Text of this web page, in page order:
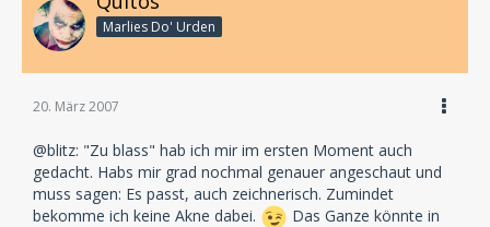
Marlies Do' Urden
20. März 2007
@blitz: "Zu blass" hab ich mir im ersten Moment auch
gedacht. Habs mir grad nochmal genauer angeschaut und
muss sagen: Es passt, auch zeichnerisch. Zumindet
bekomme ich keine Akne dabei.
Das Ganze könnte in